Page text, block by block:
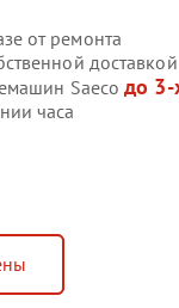
от ремонта
доставкой
Saecoдо 3-
часа